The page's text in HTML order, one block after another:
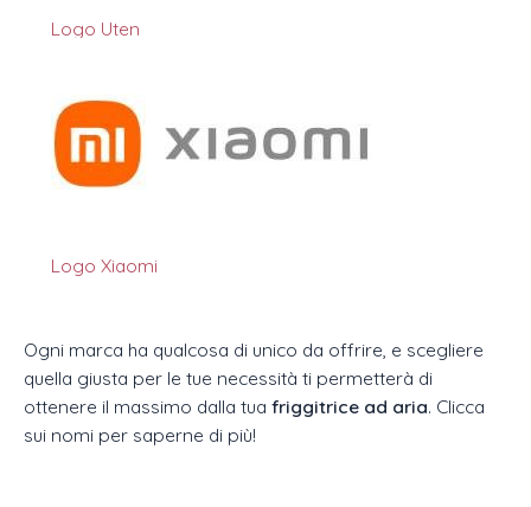
Logo Uten
Logo Xiaomi
Ogni marca ha qualcosa di unico da offrire, e scegliere
quella giusta per le tue necessità ti permetterà di
ottenere il massimo dalla tua friggitrice ad aria. Clicca
sui nomi per saperne di più!